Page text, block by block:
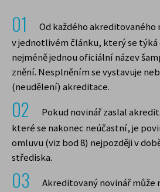
Od každého akreditovaného
v jednotlivém článku, který se týká
nejméně jednou oficiální název
znění. Nesplněním se vystavuje
(neudělení) akreditace.
Pokud novinář zaslal
které se nakonec neúčastní, je
omluvu (viz bod 8) nejpozději v
střediska.
Akreditovaný novinář může
Dále cookies dělíme na
(technická), která slouží ke
webových stránek. Souhlas
technických cookies je
povolitvolitelná cookies
marketingová), která
zařízení pouze na základě
mohou být zpracována třetí
Statistická cookies nám